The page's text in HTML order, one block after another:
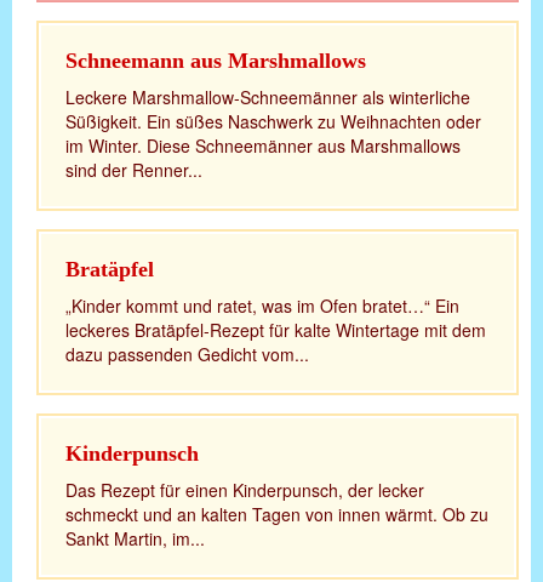
Schneemann aus Marshmallows
Leckere Marshmallow-Schneemänner als winterliche
Süßigkeit. Ein süßes Naschwerk zu Weihnachten oder
im Winter. Diese Schneemänner aus Marshmallows
sind der Renner...
Bratäpfel
„Kinder kommt und ratet, was im Ofen bratet…“ Ein
leckeres Bratäpfel-Rezept für kalte Wintertage mit dem
dazu passenden Gedicht vom...
Kinderpunsch
Das Rezept für einen Kinderpunsch, der lecker
schmeckt und an kalten Tagen von innen wärmt. Ob zu
Sankt Martin, im...